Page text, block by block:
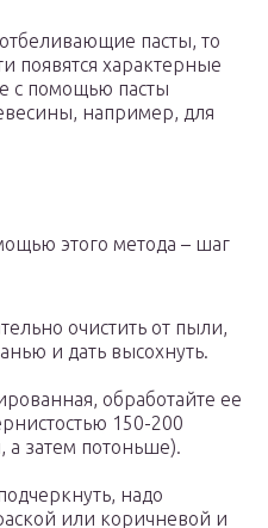
пасты, то
появятся характерные
с помощью пасты
например, для
этого метода – шаг
очистить от пыли,
и дать высохнуть.
обработайте ее
150-200
а затем потоньше).
надо
или коричневой и